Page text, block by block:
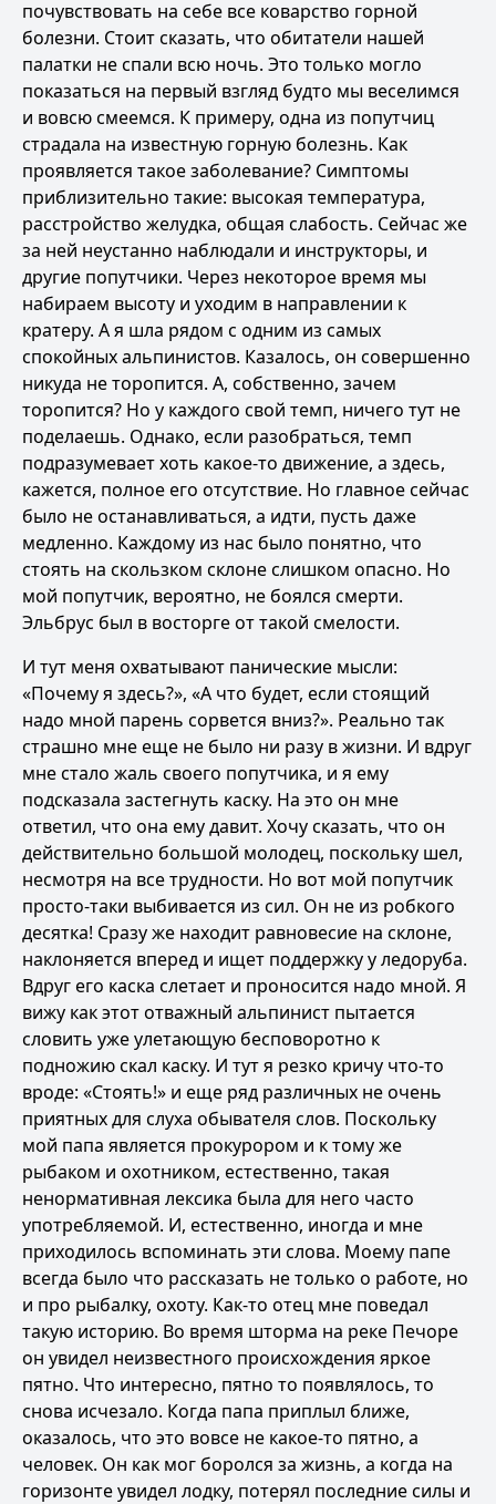
почувствовать на себе все коварство горной
болезни. Стоит сказать, что обитатели нашей
палатки не спали всю ночь. Это только могло
показаться на первый взгляд будто мы веселимся
и вовсю смеемся. К примеру, одна из попутчиц
страдала на известную горную болезнь. Как
проявляется такое заболевание? Симптомы
приблизительно такие: высокая температура,
расстройство желудка, общая слабость. Сейчас же
за ней неустанно наблюдали и инструкторы, и
другие попутчики. Через некоторое время мы
набираем высоту и уходим в направлении к
кратеру. А я шла рядом с одним из самых
спокойных альпинистов. Казалось, он совершенно
никуда не торопится. А, собственно, зачем
торопится? Но у каждого свой темп, ничего тут не
поделаешь. Однако, если разобраться, темп
подразумевает хоть какое-то движение, а здесь,
кажется, полное его отсутствие. Но главное сейчас
было не останавливаться, а идти, пусть даже
медленно. Каждому из нас было понятно, что
стоять на скользком склоне слишком опасно. Но
мой попутчик, вероятно, не боялся смерти.
Эльбрус был в восторге от такой смелости.
И тут меня охватывают панические мысли:
«Почему я здесь?», «А что будет, если стоящий
надо мной парень сорвется вниз?». Реально так
страшно мне еще не было ни разу в жизни. И вдруг
мне стало жаль своего попутчика, и я ему
подсказала застегнуть каску. На это он мне
ответил, что она ему давит. Хочу сказать, что он
действительно большой молодец, поскольку шел,
несмотря на все трудности. Но вот мой попутчик
просто-таки выбивается из сил. Он не из робкого
десятка! Сразу же находит равновесие на склоне,
наклоняется вперед и ищет поддержку у ледоруба.
Вдруг его каска слетает и проносится надо мной. Я
вижу как этот отважный альпинист пытается
словить уже улетающую бесповоротно к
подножию скал каску. И тут я резко кричу что-то
вроде: «Стоять!» и еще ряд различных не очень
приятных для слуха обывателя слов. Поскольку
мой папа является прокурором и к тому же
рыбаком и охотником, естественно, такая
ненормативная лексика была для него часто
употребляемой. И, естественно, иногда и мне
приходилось вспоминать эти слова. Моему папе
всегда было что рассказать не только о работе, но
и про рыбалку, охоту. Как-то отец мне поведал
такую историю. Во время шторма на реке Печоре
он увидел неизвестного происхождения яркое
пятно. Что интересно, пятно то появлялось, то
снова исчезало. Когда папа приплыл ближе,
оказалось, что это вовсе не какое-то пятно, а
человек. Он как мог боролся за жизнь, а когда на
горизонте увидел лодку, потерял последние силы и